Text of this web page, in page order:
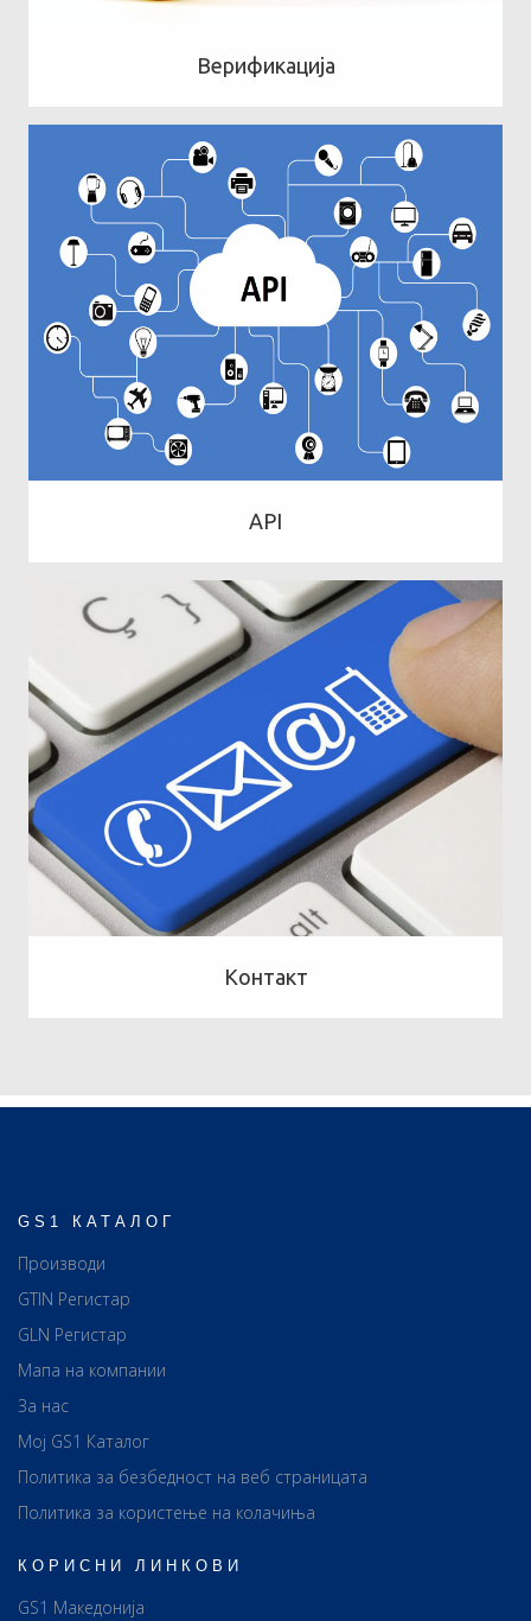
Верификација
API
Контакт
GS1 КАТАЛОГ
Производи
GTIN Регистар
GLN Регистар
Мапа на компании
За нас
Мој GS1 Каталог
Политика за безбедност на веб страницата
Политика за користење на колачиња
КОРИСНИ ЛИНКОВИ
GS1 Македонија